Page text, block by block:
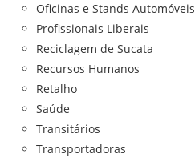
Oficinas e Stands Automóveis
Profissionais Liberais
Reciclagem de Sucata
Recursos Humanos
Retalho
Saúde
Transitários
Transportadoras